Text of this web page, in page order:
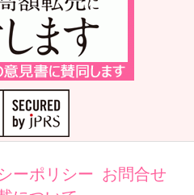
ーポリシー お問合せ